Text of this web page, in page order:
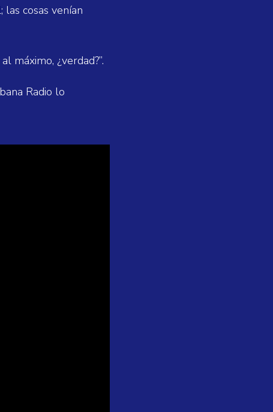
cosas venían
máximo, ¿verdad?”.
Radio lo